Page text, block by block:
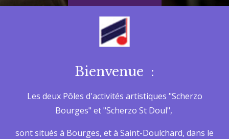
Bienvenue :
Les deux Pôles d'activités artistiques "Scherzo
Bourges" et "Scherzo St Doul",
sont situés à Bourges, et à Saint-Doulchard, dans le